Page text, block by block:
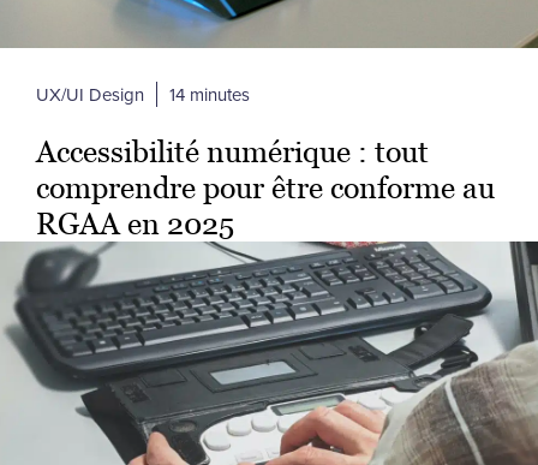
UX/UI Design 14 minutes
Accessibilité numérique : tout
comprendre pour être conforme au
RGAA en 2025